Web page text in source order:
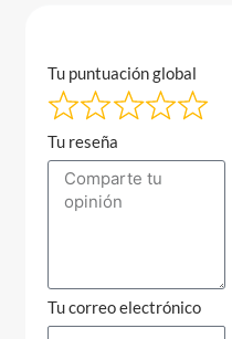
Tu puntuación global
Tu reseña
Tu correo electrónico